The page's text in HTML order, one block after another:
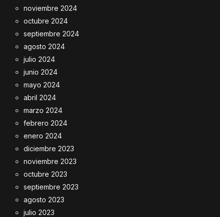
noviembre 2024
octubre 2024
septiembre 2024
agosto 2024
julio 2024
junio 2024
mayo 2024
abril 2024
marzo 2024
febrero 2024
enero 2024
diciembre 2023
noviembre 2023
octubre 2023
septiembre 2023
agosto 2023
julio 2023